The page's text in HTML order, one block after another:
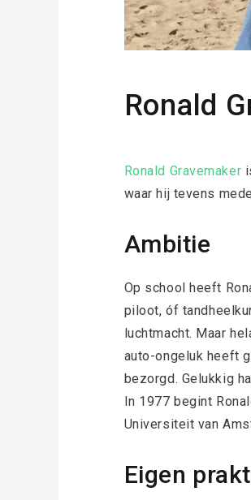
Ronald
Ronald Gravemaker
waar hij tevens
Ambitie
Op school heeft
piloot, óf
luchtmacht. Maar
auto-ongeluk heeft
bezorgd. Gelukkig
In 1977 begint
Universiteit van
Eigen